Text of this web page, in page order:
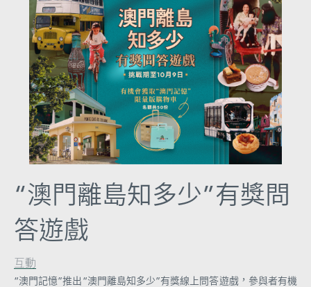
街
市
“澳門離島知多少”有獎問
答遊戲
互動
“澳門記憶”推出“澳門離島知多少”有獎線上問答遊戲，參與者有機